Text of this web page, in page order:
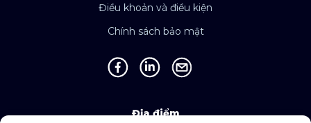
Điều khoản và điều kiện
Chính sách bảo mật
Địa điểm